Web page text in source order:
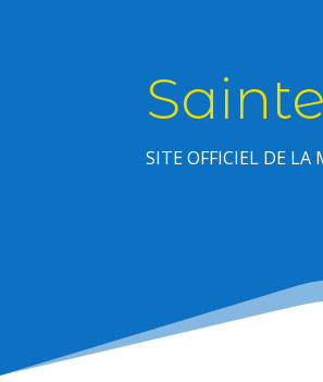
SITE OFFICIEL DE LA